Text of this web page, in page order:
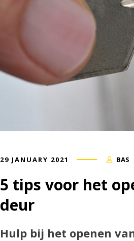
29 JANUARY 2021 BAS
5 tips voor het
deur
Hulp bij het openen